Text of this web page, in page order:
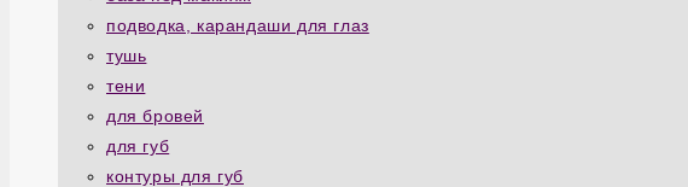
подводка, карандаши для глаз
тушь
тени
для бровей
для губ
контуры для губ